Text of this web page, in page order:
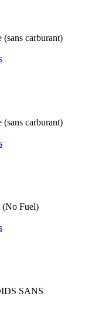
(sans carburant)
(sans carburant)
(No Fuel)
SANS